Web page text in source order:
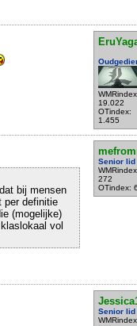
19.022
OTindex:
1.455
Senior lid
272
OTindex:
bij mensen
per definitie
(mogelijke)
vol
Senior lid